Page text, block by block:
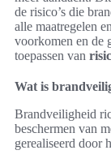
de risico’s die
alle maatregelen
voorkomen en de
toepassen van
Wat is
Brandveiligheid
beschermen van
gerealiseerd door